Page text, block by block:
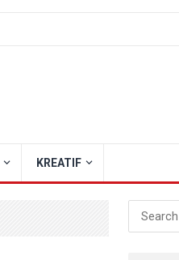
KREATIF
Search
for: